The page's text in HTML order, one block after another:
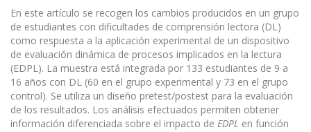
En este artículo se recogen los cambios producidos en un grupo
de estudiantes con dificultades de comprensión lectora (DL)
como respuesta a la aplicación experimental de un dispositivo
de evaluación dinámica de procesos implicados en la lectura
(EDPL). La muestra está integrada por 133 estudiantes de 9 a
16 años con DL (60 en el grupo experimental y 73 en el grupo
control). Se utiliza un diseño pretest/postest para la evaluación
de los resultados. Los análisis efectuados permiten obtener
información diferenciada sobre el impacto de EDPL en función